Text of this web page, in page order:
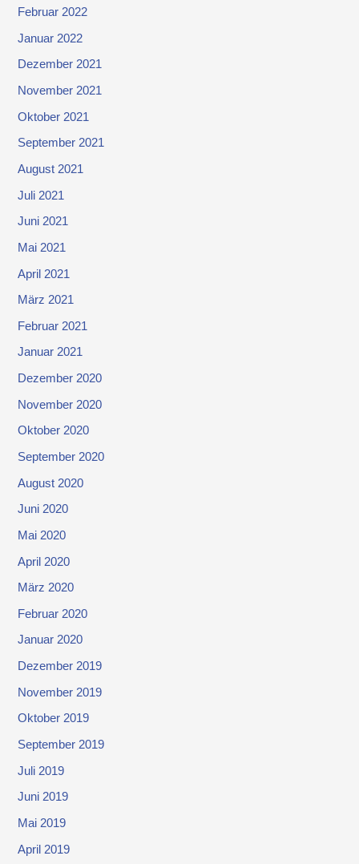
Februar 2022
Januar 2022
Dezember 2021
November 2021
Oktober 2021
September 2021
August 2021
Juli 2021
Juni 2021
Mai 2021
April 2021
März 2021
Februar 2021
Januar 2021
Dezember 2020
November 2020
Oktober 2020
September 2020
August 2020
Juni 2020
Mai 2020
April 2020
März 2020
Februar 2020
Januar 2020
Dezember 2019
November 2019
Oktober 2019
September 2019
Juli 2019
Juni 2019
Mai 2019
April 2019